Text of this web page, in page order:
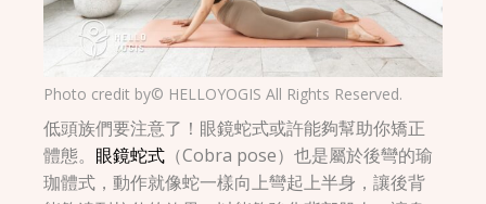
Photo credit by© HELLOYOGIS All Rights Reserved.
低頭族們要注意了！眼鏡蛇式或許能夠幫助你矯正
體態。 眼鏡蛇式 （Cobra pose）也是屬於後彎的瑜
珈體式，動作就像蛇一樣向上彎起上半身，讓後背